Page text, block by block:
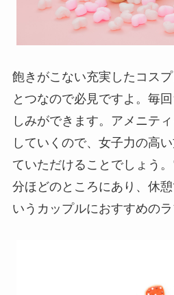
飽きがこない充実したコス
とつなので必見ですよ。毎
しみができます。アメニテ
していくので、女子力の高
ていただけることでしょう
分ほどのところにあり、休
いうカップルにおすすめのラ